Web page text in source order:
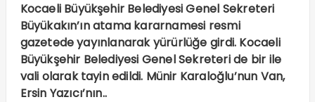
Kocaeli Büyükşehir Belediyesi Genel Sekreteri
Büyükakın’ın atama kararnamesi resmi
gazetede yayınlanarak yürürlüğe girdi. Kocaeli
Büyükşehir Belediyesi Genel Sekreteri de bir ile
vali olarak tayin edildi. Münir Karaloğlu’nun Van,
Ersin Yazıcı’nın..